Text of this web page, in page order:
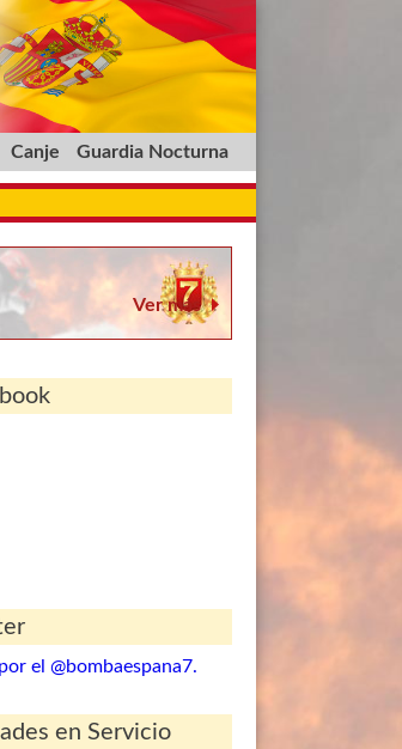
Canje Guardia Nocturna
Ver más
el @bombaespana7.
en Servicio